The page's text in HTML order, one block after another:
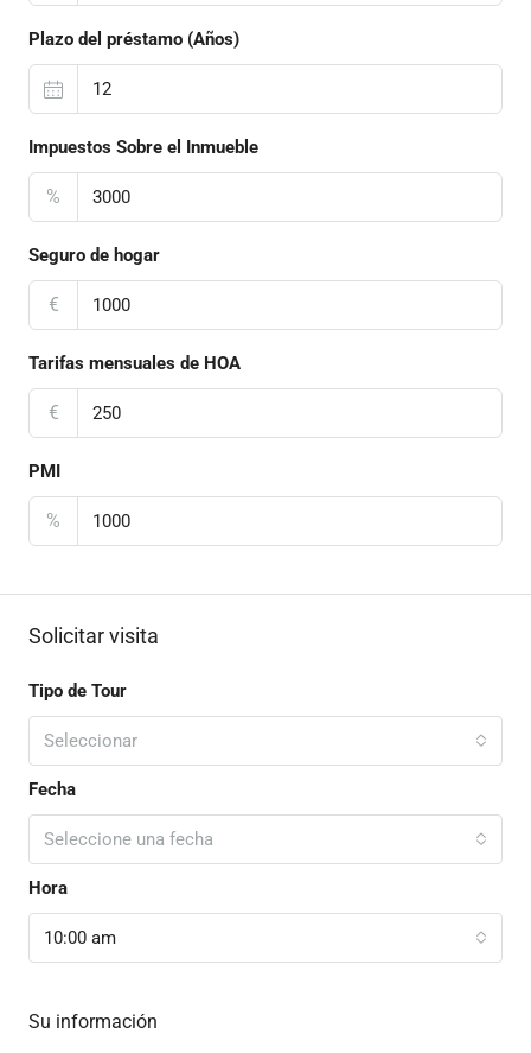
Plazo del préstamo (Años)
Impuestos Sobre el Inmueble
%
Seguro de hogar
€
Tarifas mensuales de HOA
€
PMI
%
Solicitar visita
Tipo de Tour
Seleccionar
Fecha
Seleccione una fecha
Hora
10:00 am
Su información